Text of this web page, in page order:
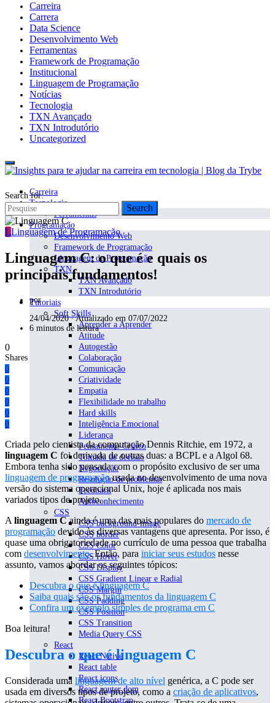
Carreira
Carrera
Data Science
Desenvolvimento Web
Ferramentas
Framework de Programação
Institucional
Linguagem de Programação
Notícias
Tecnologia
TXN Avançado
TXN Introdutório
Uncategorized
Carreira
Tecnologia
Ferramentas
Programação
Desenvolvimento Web
Framework de Programação
Linguagem de Programação
TXN
TXN Avançado
TXN Introdutório
Tutoriais
Soft Skills
Aprender a Aprender
Atitude
Autogestão
Colaboração
Comunicação
Criatividade
Empatia
Flexibilidade no trabalho
Hard skills
Inteligência Emocional
Liderança
Pensamento Crítico
Tomada de decisão
Negociação
Resolução de problemas
Feedback
Autoconhecimento
CSS
CSS background-image
CSS border
CSS Color
CSS Hover
CSS Display
CSS Gradient Linear e Radial
CSS Margin
CSS Padding
CSS Position
CSS Transition
Media Query CSS
React
React Native
React table
React icons
React router dom
React Bootstrap
Search for:
Search
LLinguagem de Programação
Linguagem C: o que é e quais os
principais fundamentos!
por
24/04/2020 ∙ Atualizado em 07/07/2022
6 minutos de leitura
0
Shares
0
0
0
0
0
0
Criada pelo cientista da computação Dennis Ritchie, em 1972, a
linguagem C foi derivada de outras duas: a BCPL e a Algol 68.
Embora tenha sido pensada com o propósito exclusivo de ser uma
linguagem de programaçãousada no desenvolvimento de uma nova
versão do sistema operacional Unix, hoje é aplicada nos mais
variados tipos de projeto.
A linguagem Cainda é uma das mais populares do mercado de
programação devido às diversas vantagens que apresenta. Por isso, é
quase uma obrigatoriedade no currículo de uma pessoa que trabalha
com desenvolvimento. Então, para iniciar seus estudos nesse
assunto, vamos abordar os seguintes tópicos:
Descubra o que é linguagem C
Saiba quais são os fundamentos da linguagem C
Confira um exemplo simples de programa em C
Boa leitura!
Descubra o que é linguagem C
Considerada uma linguagem de alto nível genérica, a C pode ser
usada em diversos tipos de projeto, como a criação de aplicativos,